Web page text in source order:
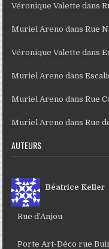
Véronique Valette dans
Muriel Areno dansRue
Véronique Valette dans
Muriel Areno dans
Muriel Areno dansRue
Muriel Areno dansRue
AUTEURS
Béatrice Keller
Rue d’Anjou
Porte Art-Déco rue